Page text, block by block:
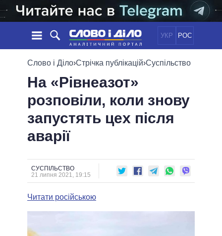
УКР РОС
НОВИНИ
СТРІЧКА
ПОДІЇ
СТАТТІ
ДУМКИ
ОГЛЯДИ
ДАЙДЖЕСТИ
ПОЛІТИКА
ЕКОНОМІКА
СУСПІЛЬСТВО
ОБIЦЯНКИ
ПОЛIТИКИ
УСІ ПОЛІТИКИ
ПРЕЗИДЕНТ І ОФІС
ВЕРХОВНА РАДА
КАБІНЕТ МІНІСТРІВ
МЕРИ МІСТ
ІНФОГРАФІКА
ПІДТРИМАТИ
ПОРІВНЯННЯ ПОЛІТИКІВ
Слово і Діло›Стрічка публікацій›Суспільство
На «Рівнеазот»
розповіли, коли знову
запустять цех після
аварії
СУСПІЛЬСТВО
21 липня 2021, 19:15
Читати російською